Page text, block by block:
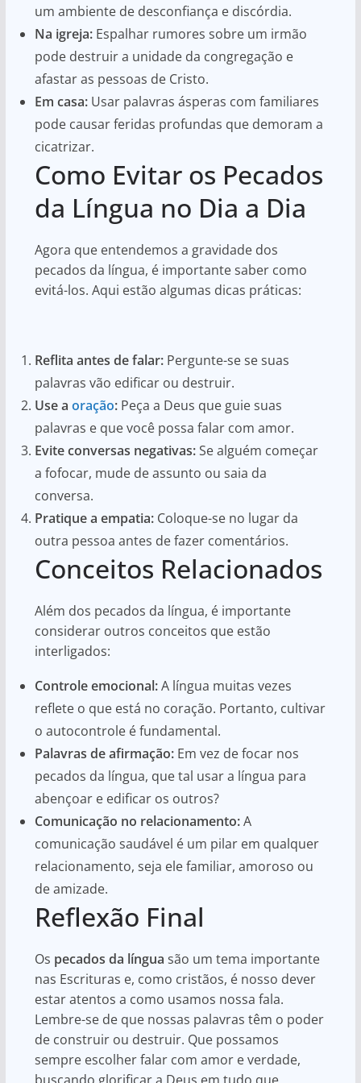
um ambiente de desconfiança e discórdia.
Na igreja:Espalhar rumores sobre um irmão
pode destruir a unidade da congregação e
afastar as pessoas de Cristo.
Em casa:Usar palavras ásperas com familiares
pode causar feridas profundas que demoram a
cicatrizar.
Como Evitar os Pecados
da Língua no Dia a Dia
Agora que entendemos a gravidade dos
pecados da língua, é importante saber como
evitá-los. Aqui estão algumas dicas práticas:
Reflita antes de falar:Pergunte-se se suas
palavras vão edificar ou destruir.
Use a oração:Peça a Deus que guie suas
palavras e que você possa falar com amor.
Evite conversas negativas:Se alguém começar
a fofocar, mude de assunto ou saia da
conversa.
Pratique a empatia:Coloque-se no lugar da
outra pessoa antes de fazer comentários.
Conceitos Relacionados
Além dos pecados da língua, é importante
considerar outros conceitos que estão
interligados:
Controle emocional:A língua muitas vezes
reflete o que está no coração. Portanto, cultivar
o autocontrole é fundamental.
Palavras de afirmação:Em vez de focar nos
pecados da língua, que tal usar a língua para
abençoar e edificar os outros?
Comunicação no relacionamento:A
comunicação saudável é um pilar em qualquer
relacionamento, seja ele familiar, amoroso ou
de amizade.
Reflexão Final
Os pecados da língua são um tema importante
nas Escrituras e, como cristãos, é nosso dever
estar atentos a como usamos nossa fala.
Lembre-se de que nossas palavras têm o poder
de construir ou destruir. Que possamos
sempre escolher falar com amor e verdade,
buscando glorificar a Deus em tudo que